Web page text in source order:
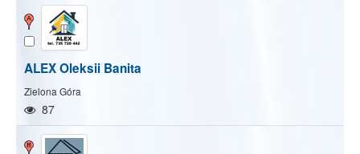
ALEX Oleksii Banita
Zielona Góra
87